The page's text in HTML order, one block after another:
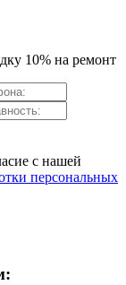
10% на ремонт
с нашей
персональных